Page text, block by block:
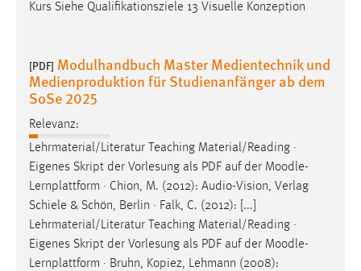
Kurs Siehe Qualifikationsziele 13 Visuelle Konzeption
[PDF] Modulhandbuch Master Medientechnik und
Medienproduktion für Studienanfänger ab dem
SoSe 2025
Relevanz:
Lehrmaterial/Literatur Teaching Material/Reading ·
Eigenes Skript der Vorlesung als PDF auf der Moodle-
Lernplattform · Chion, M. (2012): Audio-Vision, Verlag
Schiele & Schön, Berlin · Falk, C. (2012): [...]
Lehrmaterial/Literatur Teaching Material/Reading ·
Eigenes Skript der Vorlesung als PDF auf der Moodle-
Lernplattform · Bruhn, Kopiez, Lehmann (2008):